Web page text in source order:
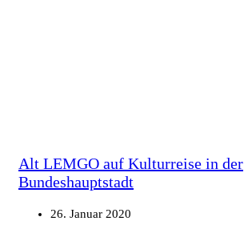
Alt LEMGO auf Kulturreise in der
Bundeshauptstadt
26. Januar 2020